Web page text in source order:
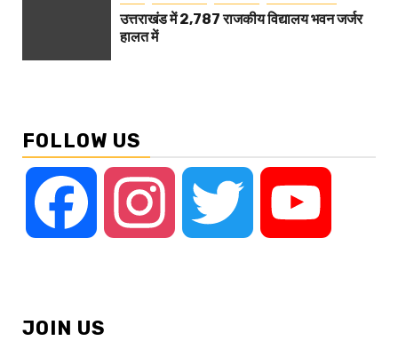
उत्तराखंड में 2,787 राजकीय विद्यालय भवन जर्जर
हालत में
FOLLOW US
Facebook Instagram Twitter
JOIN US